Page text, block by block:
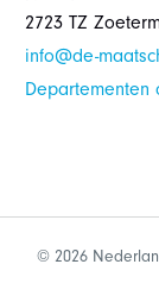
2723 TZ
info@de-
Departementen
© 2026